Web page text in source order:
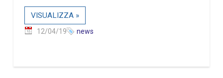
VISUALIZZA »
12/04/19 news